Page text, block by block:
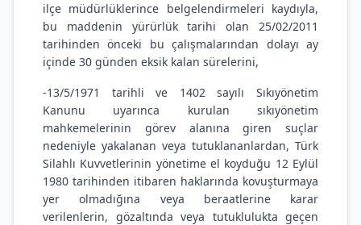
ilçe müdürlüklerince belgelendirmeleri kaydıyla,
bu maddenin yürürlük tarihi olan 25/02/2011
tarihinden önceki bu çalışmalarından dolayı ay
içinde 30 günden eksik kalan sürelerini,
-13/5/1971 tarihli ve 1402 sayılı Sıkıyönetim
Kanunu uyarınca kurulan sıkıyönetim
mahkemelerinin görev alanına giren suçlar
nedeniyle yakalanan veya tutuklananlardan, Türk
Silahlı Kuvvetlerinin yönetime el koyduğu 12 Eylül
1980 tarihinden itibaren haklarında kovuşturmaya
yer olmadığına veya beraatlerine karar
verilenlerin, gözaltında veya tutuklulukta geçen